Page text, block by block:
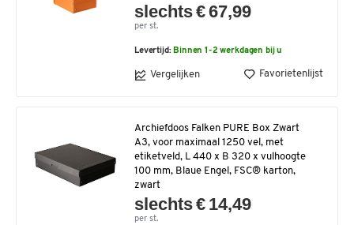
slechts € 67,99
per st.
Levertijd: Binnen 1-2 werkdagen bij u
Vergelijken Favorietenlijst
Archiefdoos Falken PURE Box Zwart
A3, voor maximaal 1250 vel, met
etiketveld, L 440 x B 320 x vulhoogte
100 mm, Blaue Engel, FSC® karton,
zwart
slechts € 14,49
per st.